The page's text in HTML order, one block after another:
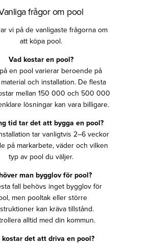
frågor om pool
vi på de vanligaste frågorna om
att köpa pool.
Vad kostar en pool?
en pool varierar beroende på
och installation. De flesta
mellan 150 000 och 500 000
lösningar kan vara billigare.
tid tar det att bygga en pool?
tar vanligtvis 2–6 veckor
på markarbete, väder och vilken
typ av pool du väljer.
man bygglov för pool?
fall behövs inget bygglov för
men pooltak eller större
kan kräva tillstånd.
alltid med din kommun.
kostar det att driva en pool?